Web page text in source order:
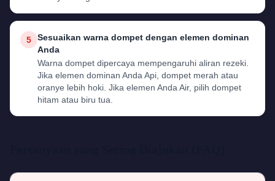
5
Sesuaikan warna dompet dengan elemen dominan
Anda
Warna dompet dipercaya mempengaruhi aliran rezeki.
Jika elemen dominan Anda Api, dompet merah atau
oranye lebih hoki. Jika elemen Anda Air, pilih dompet
hitam atau biru tua.